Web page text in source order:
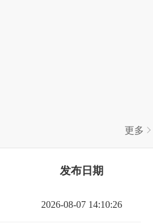
更多
发布日期
2026-08-07 14:10:26